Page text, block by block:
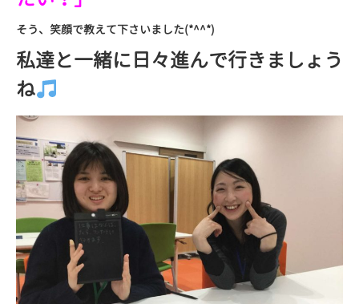
そう、笑顔で教えて下さいました(*^^*)
私達と一緒に日々進んで行きましょう
ね